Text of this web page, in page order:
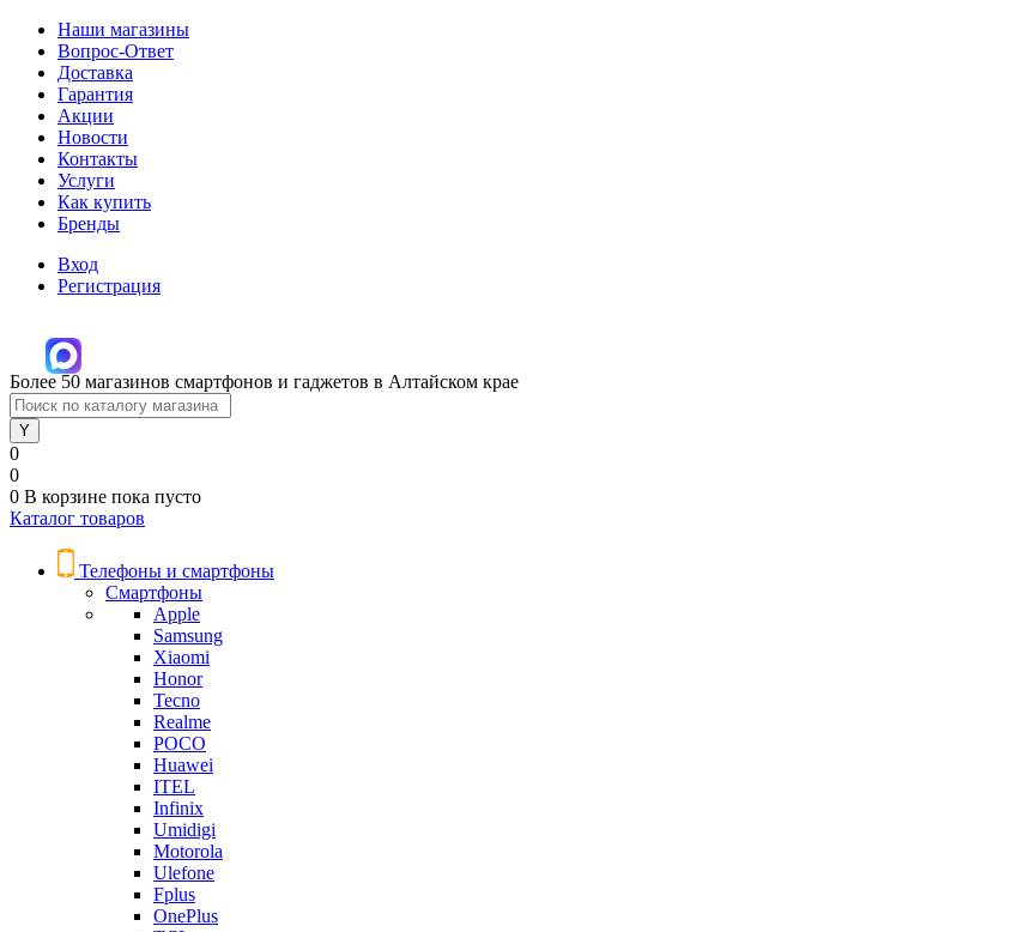
Наши магазины
Вопрос-Ответ
Доставка
Гарантия
Акции
Новости
Контакты
Услуги
Как купить
Бренды
Вход
Регистрация
Более 50 магазинов смартфонов и гаджетов в Алтайском крае
0
0
0 В корзине пока пусто
Каталог товаров
Телефоны и смартфоны
Смартфоны
Apple
Samsung
Xiaomi
Honor
Tecno
Realme
POCO
Huawei
ITEL
Infinix
Umidigi
Motorola
Ulefone
Fplus
OnePlus